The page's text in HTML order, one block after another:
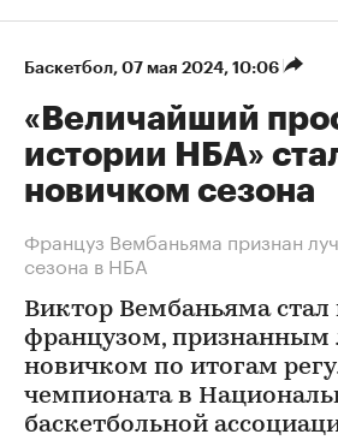
Баскетбол⁠, 07 мая 2024, 10:06
«Величайший
истории НБА»
новичком сезона
Француз Вембаньяма признан
сезона в НБА
Виктор Вембаньяма
французом,
новичком по итогам
чемпионата в
баскетбольной